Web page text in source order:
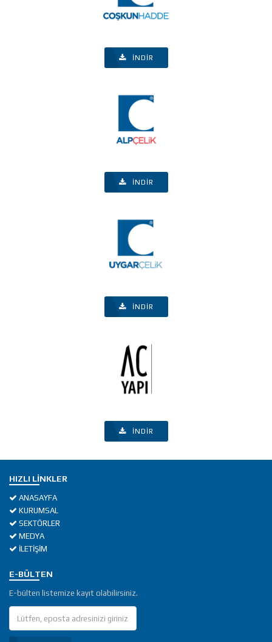
İNDIR
İNDIR
İNDIR
İNDIR
HIZLI LINKLER
ANASAYFA
KURUMSAL
SEKTÖRLER
MEDYA
İLETİŞİM
E-BÜLTEN
E-bülten listemize kayıt olabilirsiniz.